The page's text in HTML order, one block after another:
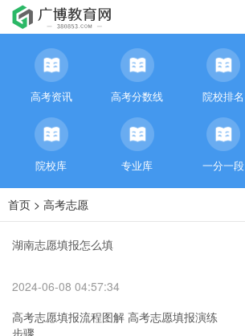
高考资讯 高考分数线 院校排名
院校库 专业库 一分一段
首页 > 高考志愿
湖南志愿填报怎么填
2024-06-08 04:57:34
高考志愿填报流程图解 高考志愿填报演练
步骤